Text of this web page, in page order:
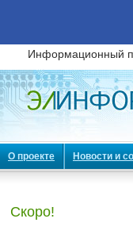
Информационный
О проекте Новости и
Скоро!